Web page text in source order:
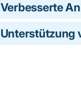
Verbesserte
Unterstützung